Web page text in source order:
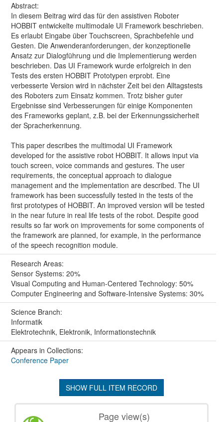
Abstract:
In diesem Beitrag wird das für den assistiven Roboter
HOBBIT entwickelte multimodale UI Framework beschrieben.
Es erlaubt Eingabe über Touchscreen, Sprachbefehle und
Gesten. Die Anwenderanforderungen, der konzeptionelle
Ansatz zur Dialogführung und die Implementierung werden
beschrieben. Das UI Framework wurde erfolgreich in den
Tests des ersten HOBBIT Prototypen erprobt. Eine
verbesserte Version wird in nächster Zeit bei den Alltagstests
des Roboters zum Einsatz kommen. Trotz bisher guter
Ergebnisse sind Verbesserungen für einige Komponenten
des Frameworks geplant, z.B. bei der Erkennungssicherheit
der Spracherkennung.
This paper describes the multimodal UI Framework
developed for the assistive robot HOBBIT. It allows input via
touch screen, voice commands and gestures. The user
requirements, the conceptual approach to dialogue
management and the implementation are described. The UI
framework has been successfully tested in the tests of the
first prototypes of HOBBIT. An improved version will be tested
in the near future in real life tests of the robot. Despite good
results so far work on improvements for some components of
the framework are planned, for example, in the performance
of the speech recognition module.
Research Areas:
Sensor Systems: 20%
Visual Computing and Human-Centered Technology: 50%
Computer Engineering and Software-Intensive Systems: 30%
Science Branch:
Informatik
Elektrotechnik, Elektronik, Informationstechnik
Appears in Collections:
Conference Paper
SHOW FULL ITEM RECORD
Page view(s)